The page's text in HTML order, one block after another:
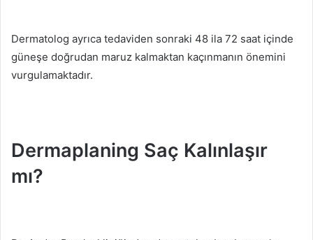
Dermatolog ayrıca tedaviden sonraki 48 ila 72 saat içinde
güneşe doğrudan maruz kalmaktan kaçınmanın önemini
vurgulamaktadır.
Dermaplaning Saç Kalınlaşır
mı?